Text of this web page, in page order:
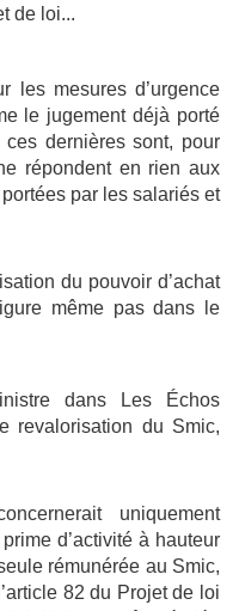
de loi...
les mesures d’urgence
le jugement déjà porté
dernières sont, pour
répondent en rien aux
par les salariés et
du pouvoir d’achat
même pas dans le
dans Les Échos
revalorisation du Smic,
uniquement
d’activité à hauteur
rémunérée au Smic,
82 du Projet de loi